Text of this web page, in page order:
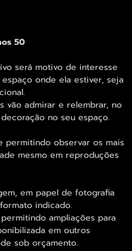
50
será motivo de interesse
onde ela estiver, seja
vão admirar e relembrar, no
no seu espaço.
permitindo observar os mais
mesmo em reproduções
em papel de fotografia
indicado.
ampliações para
em outros
sob orçamento.